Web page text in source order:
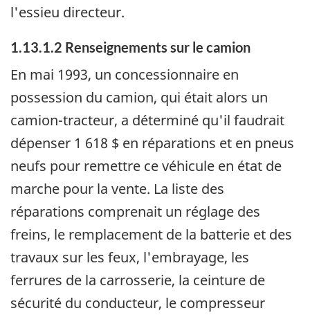
l'essieu directeur.
1.13.1.2 Renseignements sur le camion
En mai 1993, un concessionnaire en
possession du camion, qui était alors un
camion-tracteur, a déterminé qu'il faudrait
dépenser 1 618 $ en réparations et en pneus
neufs pour remettre ce véhicule en état de
marche pour la vente. La liste des
réparations comprenait un réglage des
freins, le remplacement de la batterie et des
travaux sur les feux, l'embrayage, les
ferrures de la carrosserie, la ceinture de
sécurité du conducteur, le compresseur